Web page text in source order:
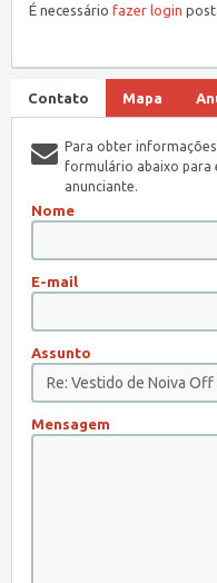
É necessário fazer login
Contato Mapa
Para obter
formulário abaixo para
anunciante.
Nome
E-mail
Assunto
Mensagem